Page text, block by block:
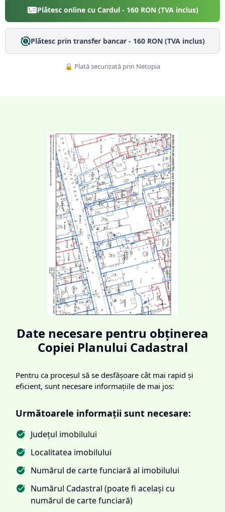
Plătesc online cu Cardul - 160RON (TVA inclus)
Plătesc prin transfer bancar - 160RON (TVA inclus)
🔒 Plată securizată prin Netopia
Date necesare pentru obținerea
Copiei Planului Cadastral
Pentru ca procesul să se desfășoare cât mai rapid și
eficient, sunt necesare informațiile de mai jos:
Următoarele informații sunt necesare:
Județul imobilului
Localitatea imobilului
Numărul de carte funciară al imobilului
Numărul Cadastral (poate fi același cu
numărul de carte funciară)